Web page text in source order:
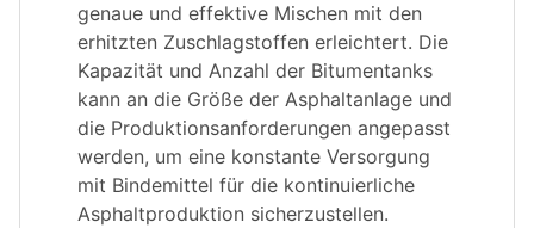
genaue und effektive Mischen mit den
erhitzten Zuschlagstoffen erleichtert. Die
Kapazität und Anzahl der Bitumentanks
kann an die Größe der Asphaltanlage und
die Produktionsanforderungen angepasst
werden, um eine konstante Versorgung
mit Bindemittel für die kontinuierliche
Asphaltproduktion sicherzustellen.